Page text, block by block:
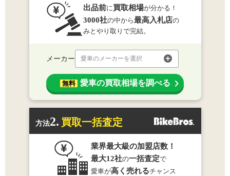
出品前に買取相場が分かる！
3000社の中から最高入札店の
みとやり取りで完結。
メーカー 愛車のメーカーを選択
無料 愛車の買取相場を調べる
方法2. 買取一括査定
業界最大級の加盟店数！
最大12社の一括査定で
愛車が高く売れるチャンス